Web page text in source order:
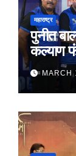
महाराष्ट्र
पुनीत
कल्याण
MARCH